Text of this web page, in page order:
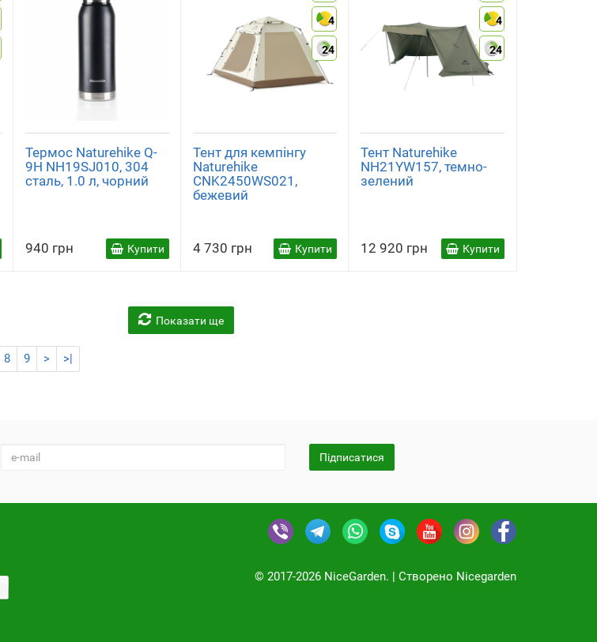
Термос Naturehike Q-
9H NH19SJ010, 304
сталь, 1.0 л, чорний
940 грн Купити
4
24
Тент для кемпінгу
Naturehike
CNK2450WS021,
бежевий
4 730 грн Купити
4
24
Тент Naturehike
NH21YW157, темно-
зелений
12 920 грн Купити
Показати ще
8 9 > >|
Підписатися
© 2017-2026 NiceGarden. | Cтворено Nicegarden